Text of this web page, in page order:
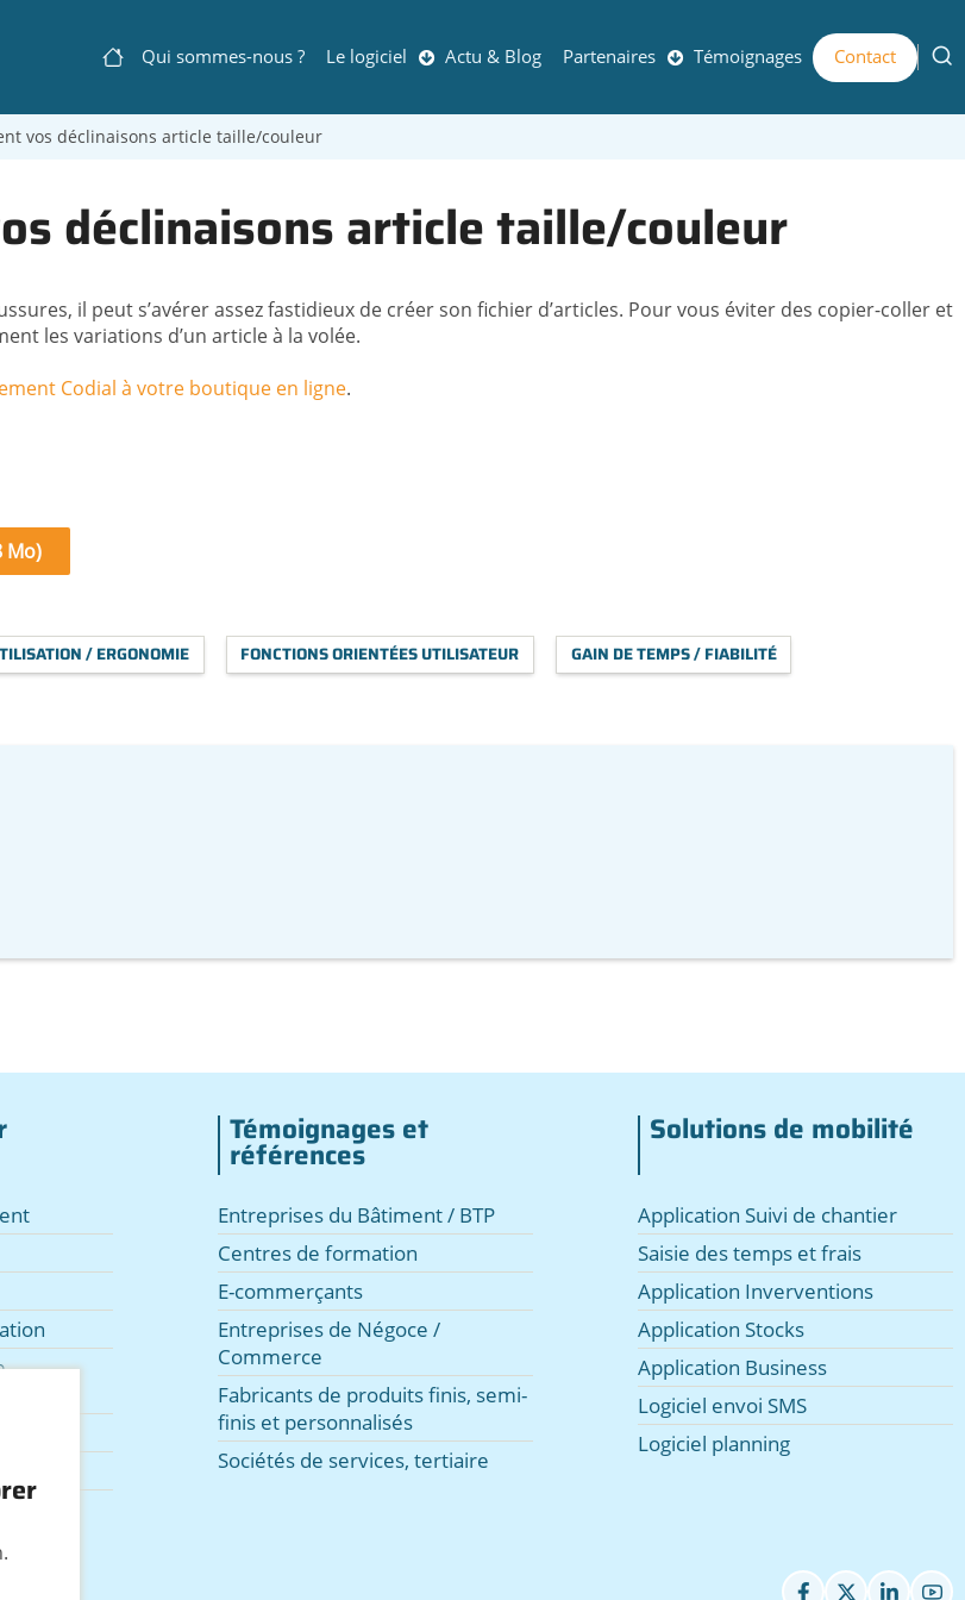
Navigation
principale
Qui sommes-nous ? Le logiciel Actu & Blog Partenaires Témoignages Contact
vos déclinaisons article taille/couleur
déclinaisons article taille/couleur
il peut s’avérer assez fastidieux de créer son fichier d’articles. Pour vous éviter des copier-coller et
les variations d’un article à la volée.
Codial à votre boutique en ligne.
Mo)
/ ERGONOMIE FONCTIONS ORIENTÉES UTILISATEUR GAIN DE TEMPS / FIABILITÉ
Témoignages et
références
Entreprises du Bâtiment / BTP
Centres de formation
E-commerçants
Entreprises de Négoce /
Commerce
Fabricants de produits finis, semi-
finis et personnalisés
Sociétés de services, tertiaire
Solutions de mobilité
Application Suivi de chantier
Saisie des temps et frais
Application Inverventions
Application Stocks
Application Business
Logiciel envoi SMS
Logiciel planning